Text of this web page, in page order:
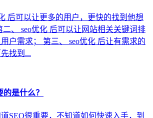
后可以让更多的用户，更快的找到他想
二、 seo优化 后可以让网站相关关键词排
户需求； 第三、 seo优化 后让有需求的
找到...
的是什么？
SEO很重要，不知道如何快速入手，到